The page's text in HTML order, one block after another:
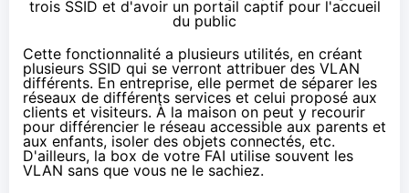
trois SSID et d'avoir un portail captif pour l'accueil
du public
Cette fonctionnalité a plusieurs utilités, en créant
plusieurs SSID qui se verront attribuer des VLAN
différents. En entreprise, elle permet de séparer les
réseaux de différents services et celui proposé aux
clients et visiteurs. À la maison on peut y recourir
pour différencier le réseau accessible aux parents et
aux enfants, isoler des objets connectés, etc.
D'ailleurs, la box de votre FAI utilise souvent les
VLAN sans que vous ne le sachiez.